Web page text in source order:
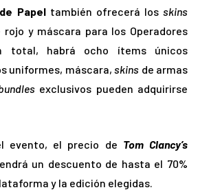
Papeltambién ofrecerá losskins
y máscara para los Operadores
total, habrá ocho ítems únicos
uniformes, máscara, skins de armas
exclusivos pueden adquirirse
evento, el precio de Tom Clancy’s
un descuento de hasta el 70%
y la edición elegidas.